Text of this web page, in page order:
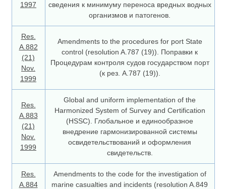
1997
сведения к минимуму переноса вредных водных
организмов и патогенов.
Res.
А.882
(21)
Nov.
1999
Amendments to the procedures for port State
control (resolution A.787 (19)). Поправки к
Процедурам контроля судов государством порт
(к рез. А.787 (19)).
Res.
A.883
(21)
Nov.
1999
Global and uniform implementation of the
Harmonized System of Survey and Certification
(HSSC). Глобальное и единообразное
внедрение гармонизированной системы
освидетельствований и оформления
свидетельств.
Res.
A.884
Amendments to the code for the investigation of
marine casualties and incidents (resolution A.849